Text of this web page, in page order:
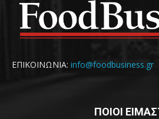
ΕΠΙΚΟΙΝΩΝΙΑ: info@foodbusiness.gr
ΠΟΙΟΙ